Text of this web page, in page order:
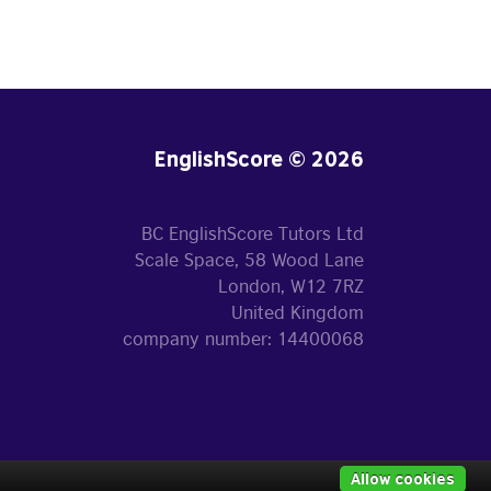
EnglishScore © 2026
BC EnglishScore Tutors Ltd
Scale Space, 58 Wood Lane
London, W12 7RZ
United Kingdom
company number: 14400068
Allow cookies